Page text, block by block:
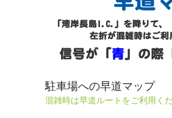
駐車場への早道マップ
混雑時は早道ルートをご利用くだ